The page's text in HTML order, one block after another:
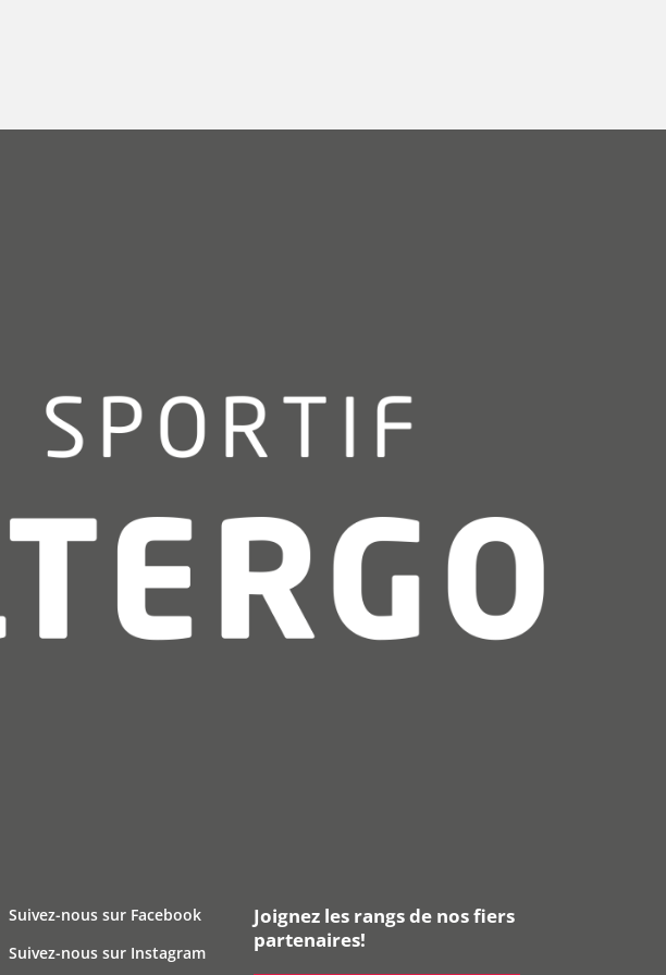
Suivez-nous sur Facebook
Suivez-nous sur Instagram
Joignez les rangs de nos fiers
partenaires!